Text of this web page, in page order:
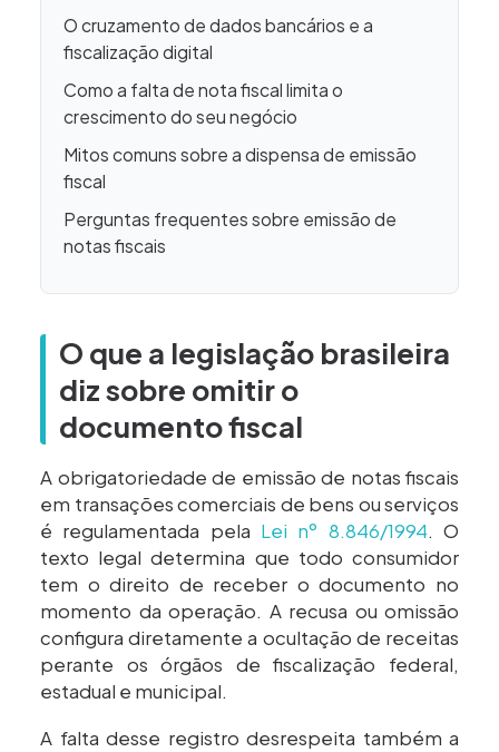
O cruzamento de dados bancários e a
fiscalização digital
Como a falta de nota fiscal limita o
crescimento do seu negócio
Mitos comuns sobre a dispensa de emissão
fiscal
Perguntas frequentes sobre emissão de
notas fiscais
O que a legislação brasileira
diz sobre omitir o
documento fiscal
A obrigatoriedade de emissão de notas fiscais
em transações comerciais de bens ou serviços
é regulamentada pela Lei nº 8.846/1994. O
texto legal determina que todo consumidor
tem o direito de receber o documento no
momento da operação. A recusa ou omissão
configura diretamente a ocultação de receitas
perante os órgãos de fiscalização federal,
estadual e municipal.
A falta desse registro desrespeita também a